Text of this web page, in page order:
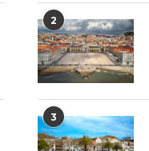
2
3